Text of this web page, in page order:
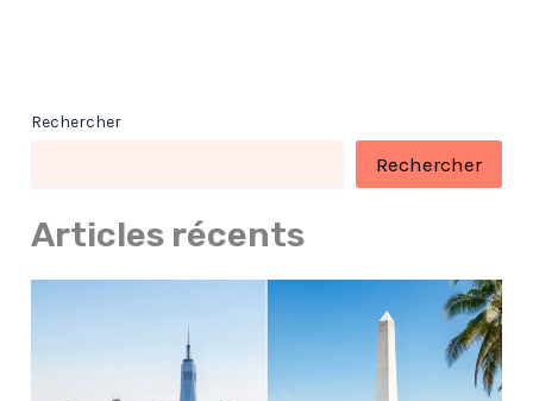
Rechercher
Rechercher
Articles récents